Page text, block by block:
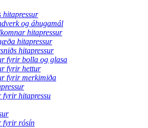
hitapressur
og áhugamál
hitapressur
hitapressur
hitapressur
fyrir bolla og glasa
fyrir hettur
fyrir merkimiða
fyrir hitapressu
fyrir rósín